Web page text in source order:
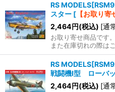
RS
スター [ 【お取り寄
2,464円(税込) [通
お取り寄せ商品です
また在庫切れの際は
RS
戦闘機I型 ローバ
2,464円(税込) [通